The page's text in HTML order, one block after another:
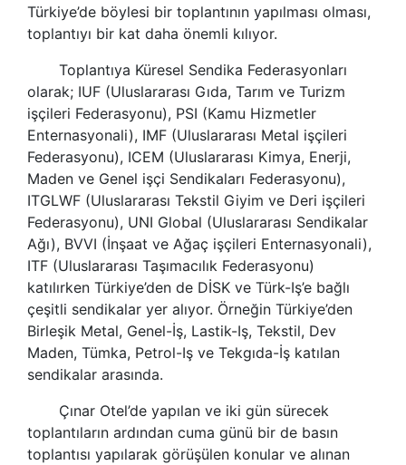
Türkiye’de böylesi bir toplantının yapılması olması,
toplantıyı bir kat daha önemli kılıyor.
Toplantıya Küresel Sendika Federasyonları
olarak; IUF (Uluslararası Gıda, Tarım ve Turizm
işçileri Federasyonu), PSI (Kamu Hizmetler
Enternasyonali), IMF (Uluslararası Metal işçileri
Federasyonu), ICEM (Uluslararası Kimya, Enerji,
Maden ve Genel işçi Sendikaları Federasyonu),
ITGLWF (Uluslararası Tekstil Giyim ve Deri işçileri
Federasyonu), UNI Global (Uluslararası Sendikalar
Ağı), BVVI (İnşaat ve Ağaç işçileri Enternasyonali),
ITF (Uluslararası Taşımacılık Federasyonu)
katılırken Türkiye’den de DİSK ve Türk-Iş’e bağlı
çeşitli sendikalar yer alıyor. Örneğin Türkiye’den
Birleşik Metal, Genel-İş, Lastik-Iş, Tekstil, Dev
Maden, Tümka, Petrol-Iş ve Tekgıda-İş katılan
sendikalar arasında.
Çınar Otel’de yapılan ve iki gün sürecek
toplantıların ardından cuma günü bir de basın
toplantısı yapılarak görüşülen konular ve alınan